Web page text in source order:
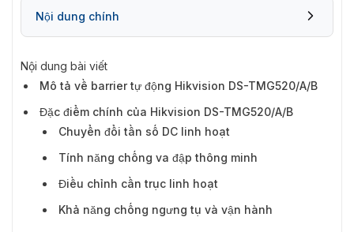
Nội dung chính
TMG520/A/B
Nội dung bài viết
Mô tả về barrier tự động Hikvision DS-TMG520/A/B
Đặc điểm chính của Hikvision DS-TMG520/A/B
Chuyển đổi tần số DC linh hoạt
Tính năng chống va đập thông minh
Điều chỉnh cần trục linh hoạt
Khả năng chống ngưng tụ và vận hành